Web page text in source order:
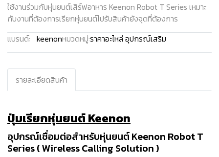
ใช้งานร่วมกับหุ่นยนต์เสิร์ฟอาหาร Keenon Robot T Series เหมาะ
กับงานที่ต้องการเรียกหุ่นยนต์ไปรับสินค้ายังจุดที่ต้องการ
แบรนด์: keenonหมวดหมู่:ราคาอะไหล่ อุปกรณ์เสริม
รายละเอียดสินค้า
ปุ่มเรียกหุ่นยนต์ Keenon
อุปกรณ์เชื่อมต่อสำหรับหุ่นยนต์ Keenon Robot T
Series ( Wireless Calling Solution )